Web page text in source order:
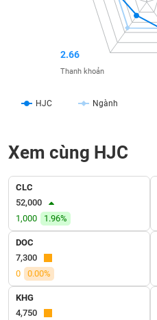
HJC Ngành
2.66
Thanh khoản
Xem cùng HJC
CLC
52,000
1,000
1.96%
DOC
7,300
0
0.00%
KHG
4,750
TÀI
CÔNG
NGHỆ
THÔNG
TIN
DỊCH
VỤ